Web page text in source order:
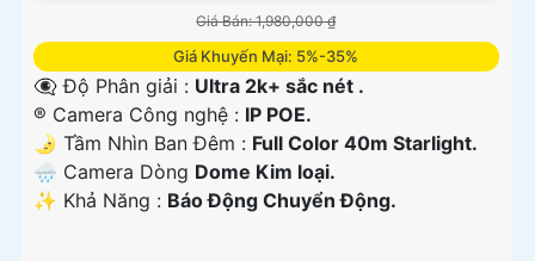
Giá Bán: 1,980,000 ₫
Giá Khuyến Mại: 5%-35%
👁️‍🗨 Độ Phân giải : Ultra 2k+ sắc nét .
®️ Camera Công nghệ : IP POE.
🌛 Tầm Nhìn Ban Đêm : Full Color 40m Starlight.
🌧️ Camera Dòng Dome Kim loại.
️✨ Khả Năng : Báo Động Chuyển Động.